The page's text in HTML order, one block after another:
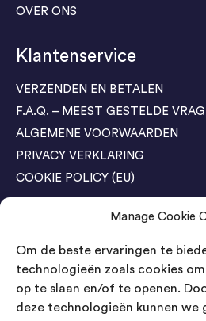
Manage Cookie
Om de beste ervaringen te
technologieën zoals cookies
op te slaan en/of te openen.
deze technologieën kunnen we
OVER ONS
Klantenservice
VERZENDEN EN BETALEN
F.A.Q. – MEEST GESTELDE
ALGEMENE VOORWAARDEN
PRIVACY VERKLARING
COOKIE POLICY (EU)
Agenda Trade Shows
04-05 November / SVG FAIR
Bestel GRATIS kaarten
Bestel GRATIS kaarten